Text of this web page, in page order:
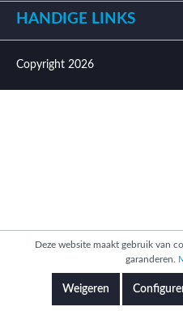
HANDIGE LINKS
Copyright 2026
Deze website maakt gebruik van
garanderen.
Weigeren